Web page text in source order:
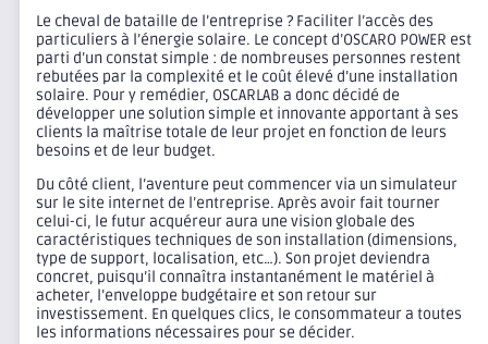
Le cheval de bataille de l’entreprise ? Faciliter l’accès des
particuliers à l’énergie solaire. Le concept d’OSCARO POWER est
parti d’un constat simple : de nombreuses personnes restent
rebutées par la complexité et le coût élevé d’une installation
solaire. Pour y remédier, OSCARLAB a donc décidé de
développer une solution simple et innovante apportant à ses
clients la maîtrise totale de leur projet en fonction de leurs
besoins et de leur budget.
Du côté client, l’aventure peut commencer via un simulateur
sur le site internet de l’entreprise. Après avoir fait tourner
celui-ci, le futur acquéreur aura une vision globale des
caractéristiques techniques de son installation (dimensions,
type de support, localisation, etc…). Son projet deviendra
concret, puisqu’il connaîtra instantanément le matériel à
acheter, l’enveloppe budgétaire et son retour sur
investissement. En quelques clics, le consommateur a toutes
les informations nécessaires pour se décider.